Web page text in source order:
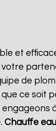
et
votre
de
ce soit
engageons
Chauffe